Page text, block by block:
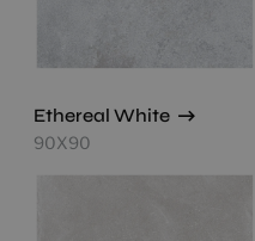
Ethereal White
90X90